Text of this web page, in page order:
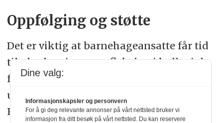
Oppfølging og støtte
Det er viktig at barnehageansatte får tid
til planlegging og refleksjon i kollegiale
fellesskap når de skal jobbe med
utviklingsarbeid, påpeker Veslemøy
Rydland.
Dine valg:
Informasjonskapsler og personvern
For å gi deg relevante annonser på vårt nettsted bruker vi
informasjon fra ditt besøk på vårt nettsted. Du kan reservere